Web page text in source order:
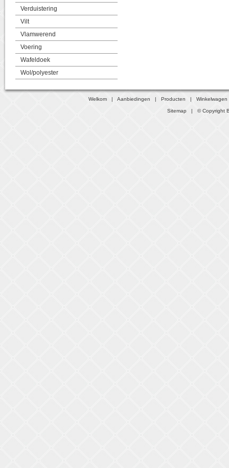
Verduistering
Vilt
Vlamwerend
Voering
Wafeldoek
Wol/polyester
Welkom |Aanbiedingen |Producten |Winkelwagen
Sitemap | © Copyright